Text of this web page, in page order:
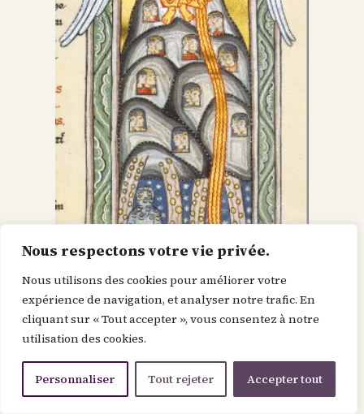
Nous respectons votre vie privée.
Nous utilisons des cookies pour améliorer votre
expérience de navigation, et analyser notre trafic. En
cliquant sur « Tout accepter », vous consentez à notre
utilisation des cookies.
Personnaliser Tout rejeter Accepter tout
Dieu dans le Christ,
recherche l’homme et
le renouvelle